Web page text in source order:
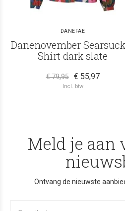
DANEFAE
Danenovember
Shirt dark slate
€ 79,95 € 55,97
Incl. btw
Meld je aan
Ontvang de nieuwste